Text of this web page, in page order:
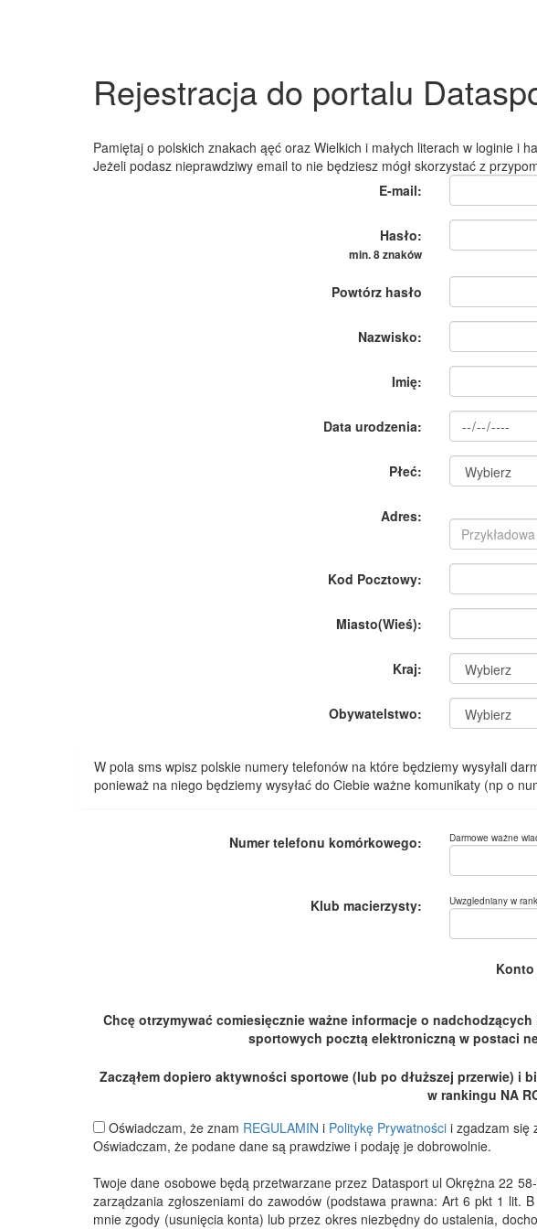
Rejestracja do portalu
Pamiętaj o polskich znakach ąęć oraz Wielkich i małych literach w loginie i
Jeżeli podasz nieprawdziwy email to nie będziesz mógł skorzystać z
E-mail:
Hasło:
min. 8 znaków
Powtórz hasło
Nazwisko:
Imię:
Data urodzenia:
Płeć:
Adres:
Kod Pocztowy:
Miasto(Wieś):
Kraj:
Obywatelstwo:
W pola sms wpisz polskie numery telefonów na które będziemy wysyłali
ponieważ na niego będziemy wysyłać do Ciebie ważne komunikaty (np o
Numer telefonu komórkowego: Darmowe ważne
Klub macierzysty: Uwzgledniany w
Chcę otrzymywać comiesięcznie ważne informacje o nadchodzących
sportowych pocztą elektroniczną w postaci
Zacząłem dopiero aktywności sportowe (lub po dłuższej przerwie) i
w rankingu NA
Oświadczam, że znam REGULAMIN i Politykę Prywatności i zgadzam się
Oświadczam, że podane dane są prawdziwe i podaję je dobrowolnie.
Twoje dane osobowe będą przetwarzane przez Datasport ul Okrężna 22
zarządzania zgłoszeniami do zawodów (podstawa prawna: Art 6 pkt 1 lit.
mnie zgody (usunięcia konta) lub przez okres niezbędny do ustalenia,